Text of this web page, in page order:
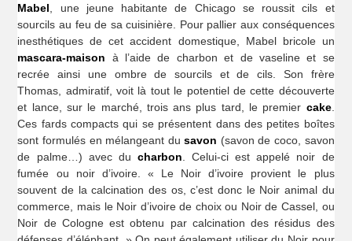
Mabel , une jeune habitante de Chicago se roussit cils et
sourcils au feu de sa cuisinière. Pour pallier aux conséquences
inesthétiques de cet accident domestique, Mabel bricole un
mascara-maison à l’aide de charbon et de vaseline et se
recrée ainsi une ombre de sourcils et de cils. Son frère
Thomas, admiratif, voit là tout le potentiel de cette découverte
et lance, sur le marché, trois ans plus tard, le premier cake.
Ces fards compacts qui se présentent dans des petites boîtes
sont formulés en mélangeant dusavon (savon de coco, savon
de palme…) avec du charbon . Celui-ci est appelé noir de
fumée ou noir d’ivoire. « Le Noir d’ivoire provient le plus
souvent de la calcination des os, c’est donc le Noir animal du
commerce, mais le Noir d’ivoire de choix ou Noir de Cassel, ou
Noir de Cologne est obtenu par calcination des résidus des